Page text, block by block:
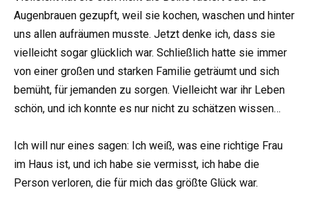
Augenbrauen gezupft, weil sie kochen, waschen und hinter
uns allen aufräumen musste. Jetzt denke ich, dass sie
vielleicht sogar glücklich war. Schließlich hatte sie immer
von einer großen und starken Familie geträumt und sich
bemüht, für jemanden zu sorgen. Vielleicht war ihr Leben
schön, und ich konnte es nur nicht zu schätzen wissen…
Ich will nur eines sagen: Ich weiß, was eine richtige Frau
im Haus ist, und ich habe sie vermisst, ich habe die
Person verloren, die für mich das größte Glück war.